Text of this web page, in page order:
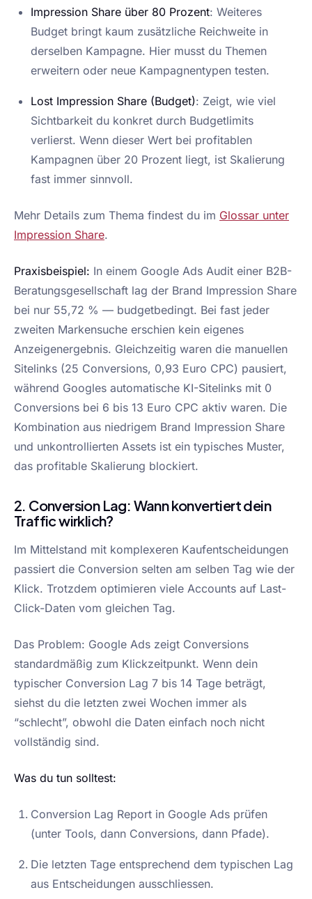
Impression Share über 80 Prozent: Weiteres
Budget bringt kaum zusätzliche Reichweite in
derselben Kampagne. Hier musst du Themen
erweitern oder neue Kampagnentypen testen.
Lost Impression Share (Budget): Zeigt, wie viel
Sichtbarkeit du konkret durch Budgetlimits
verlierst. Wenn dieser Wert bei profitablen
Kampagnen über 20 Prozent liegt, ist Skalierung
fast immer sinnvoll.
Mehr Details zum Thema findest du im Glossar unter
Impression Share.
Praxisbeispiel: In einem Google Ads Audit einer B2B-
Beratungsgesellschaft lag der Brand Impression Share
bei nur 55,72 % — budgetbedingt. Bei fast jeder
zweiten Markensuche erschien kein eigenes
Anzeigenergebnis. Gleichzeitig waren die manuellen
Sitelinks (25 Conversions, 0,93 Euro CPC) pausiert,
während Googles automatische KI-Sitelinks mit 0
Conversions bei 6 bis 13 Euro CPC aktiv waren. Die
Kombination aus niedrigem Brand Impression Share
und unkontrollierten Assets ist ein typisches Muster,
das profitable Skalierung blockiert.
2. Conversion Lag: Wann konvertiert dein
Traffic wirklich?
Im Mittelstand mit komplexeren Kaufentscheidungen
passiert die Conversion selten am selben Tag wie der
Klick. Trotzdem optimieren viele Accounts auf Last-
Click-Daten vom gleichen Tag.
Das Problem: Google Ads zeigt Conversions
standardmäßig zum Klickzeitpunkt. Wenn dein
typischer Conversion Lag 7 bis 14 Tage beträgt,
siehst du die letzten zwei Wochen immer als
“schlecht”, obwohl die Daten einfach noch nicht
vollständig sind.
Was du tun solltest:
Conversion Lag Report in Google Ads prüfen
(unter Tools, dann Conversions, dann Pfade).
Die letzten Tage entsprechend dem typischen Lag
aus Entscheidungen ausschliessen.